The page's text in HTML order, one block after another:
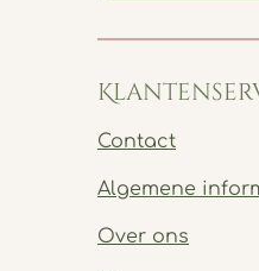
Contact
Algemene
Over ons